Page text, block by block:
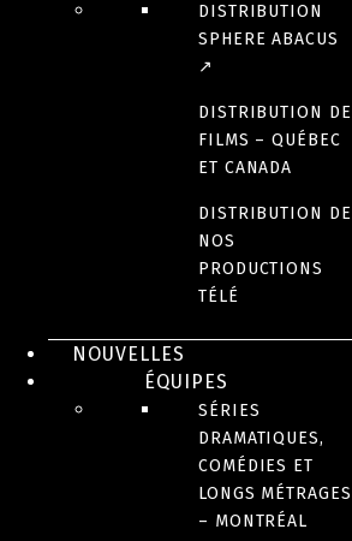
DISTRIBUTION
SPHERE ABACUS
↗
DISTRIBUTION DE
FILMS – QUÉBEC
ET CANADA
DISTRIBUTION DE
NOS
PRODUCTIONS
TÉLÉ
NOUVELLES
ÉQUIPES
SÉRIES
DRAMATIQUES,
COMÉDIES ET
LONGS MÉTRAGES
– MONTRÉAL